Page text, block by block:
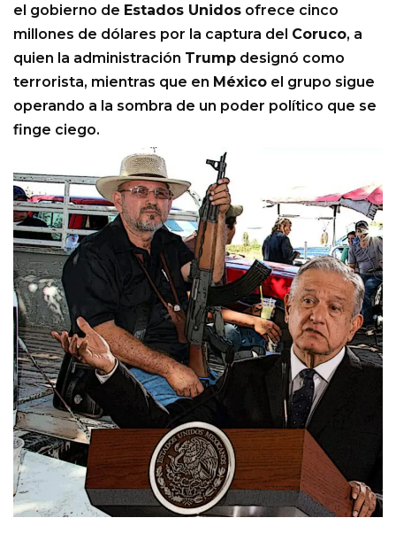
el gobierno de Estados Unidos ofrece cinco
millones de dólares por la captura del Coruco, a
quien la administración Trump designó como
terrorista, mientras que en México el grupo sigue
operando a la sombra de un poder político que se
finge ciego.